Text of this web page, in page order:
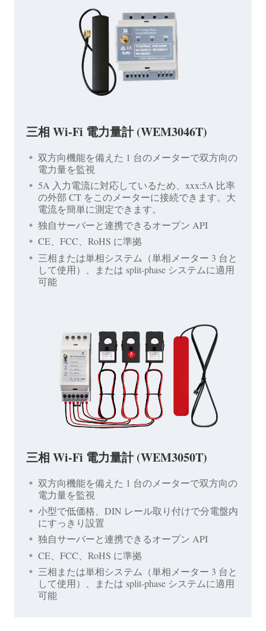
三相 Wi-Fi 電力量計 (WEM3046T)
双方向機能を備えた 1 台のメーターで双方向の
電力量を監視
5A 入力電流に対応しているため、xxx:5A 比率
の外部 CT をこのメーターに接続できます。大
電流を簡単に測定できます。
独自サーバーと連携できるオープン API
CE、FCC、RoHS に準拠
三相または単相システム（単相メーター 3 台と
して使用）、または split-phase システムに適用
可能
三相 Wi-Fi 電力量計 (WEM3050T)
双方向機能を備えた 1 台のメーターで双方向の
電力量を監視
小型で低価格、DIN レール取り付けで分電盤内
にすっきり設置
独自サーバーと連携できるオープン API
CE、FCC、RoHS に準拠
三相または単相システム（単相メーター 3 台と
して使用）、または split-phase システムに適用
可能